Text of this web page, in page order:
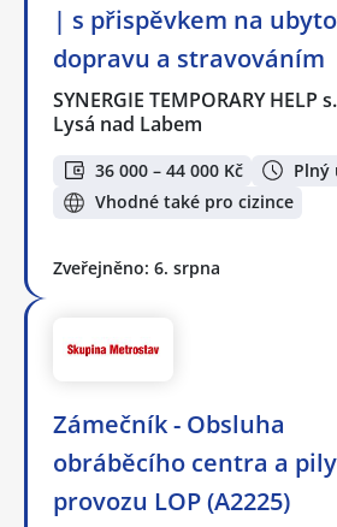
| s přispěvkem na
dopravu a stravováním
SYNERGIE TEMPORARY HELP
Lysá nad Labem
36 000 – 44 000 Kč
Plný
Vhodné také pro cizince
Zveřejněno: 6. srpna
Zámečník - Obsluha
obráběcího centra a
provozu LOP (A2225)